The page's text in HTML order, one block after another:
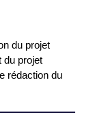
du projet
du projet
rédaction du